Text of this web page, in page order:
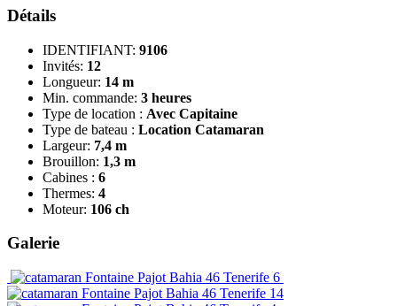
Détails
IDENTIFIANT: 9106
Invités: 12
Longueur: 14 m
Min. commande: 3 heures
Type de location : Avec Capitaine
Type de bateau : Location Catamaran
Largeur: 7,4 m
Brouillon: 1,3 m
Cabines : 6
Thermes: 4
Moteur: 106 ch
Galerie